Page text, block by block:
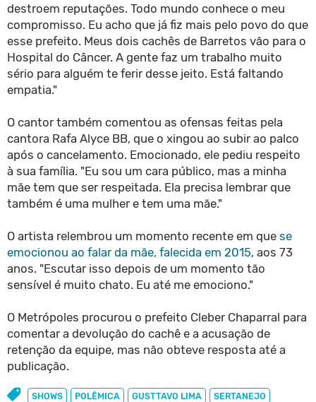
destroem reputações. Todo mundo conhece o meu
compromisso. Eu acho que já fiz mais pelo povo do que
esse prefeito. Meus dois cachês de Barretos vão para o
Hospital do Câncer. A gente faz um trabalho muito
sério para alguém te ferir desse jeito. Está faltando
empatia."
O cantor também comentou as ofensas feitas pela
cantora Rafa Alyce BB, que o xingou ao subir ao palco
após o cancelamento. Emocionado, ele pediu respeito
à sua família. "Eu sou um cara público, mas a minha
mãe tem que ser respeitada. Ela precisa lembrar que
também é uma mulher e tem uma mãe."
O artista relembrou um momento recente em que se
emocionou ao falar da mãe, falecida em 2015, aos 73
anos. "Escutar isso depois de um momento tão
sensível é muito chato. Eu até me emociono."
O Metrópoles procurou o prefeito Cleber Chaparral para
comentar a devolução do cachê e a acusação de
retenção da equipe, mas não obteve resposta até a
publicação.
SHOWS POLÊMICA GUSTTAVO LIMA SERTANEJO